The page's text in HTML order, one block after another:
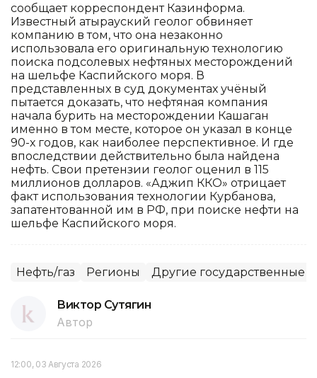
сообщает корреспондент Казинформа.
Известный атырауский геолог обвиняет
компанию в том, что она незаконно
использовала его оригинальную технологию
поиска подсолевых нефтяных месторождений
на шельфе Каспийского моря. В
представленных в суд документах учёный
пытается доказать, что нефтяная компания
начала бурить на месторождении Кашаган
именно в том месте, которое он указал в конце
90-х годов, как наиболее перспективное. И где
впоследствии действительно была найдена
нефть. Свои претензии геолог оценил в 115
миллионов долларов. «Аджип ККО» отрицает
факт использования технологии Курбанова,
запатентованной им в РФ, при поиске нефти на
шельфе Каспийского моря.
Нефть/газ Регионы Другие государственные
Виктор Сутягин
Автор
12:00, 03 Августа 2026